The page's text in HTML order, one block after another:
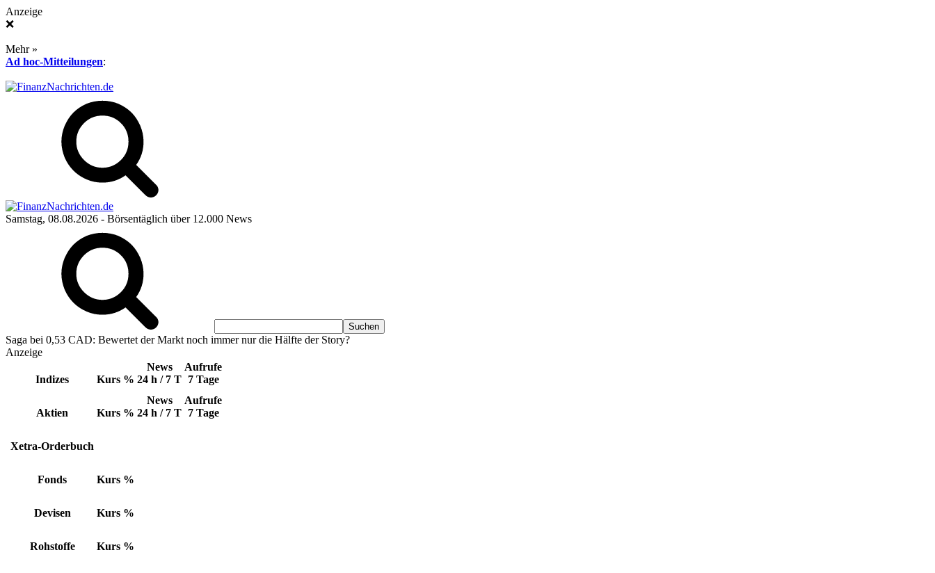
Anzeige
❌
Mehr »
Ad hoc-Mitteilungen:
Samstag, 08.08.2026 - Börsentäglich über 12.000 News
Saga bei 0,53 CAD: Bewertet der Markt noch immer nur die Hälfte der Story?
Anzeige
Indizes Kurs %
News
24 h / 7 T
Aufrufe
7 Tage
Aktien Kurs %
News
24 h / 7 T
Aufrufe
7 Tage
Xetra-Orderbuch
Fonds Kurs %
Devisen Kurs %
Rohstoffe Kurs %